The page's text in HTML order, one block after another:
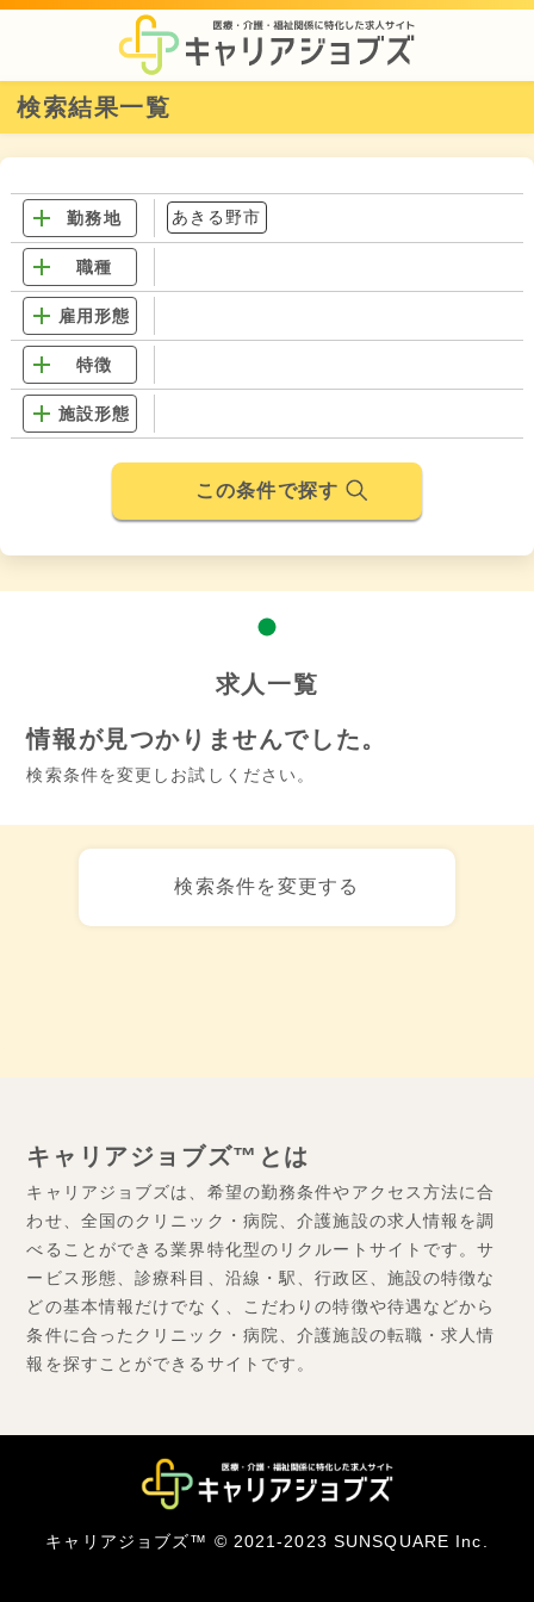
検索結果一覧
勤務地 あきる野市
職種
雇用形態
特徴
施設形態
この条件で探す
求人一覧
情報が見つかりませんでした。
検索条件を変更しお試しください。
検索条件を変更する
キャリアジョブズ™とは
キャリアジョブズは、希望の勤務条件やアクセス方法に合
わせ、全国のクリニック・病院、介護施設の求人情報を調
べることができる業界特化型のリクルートサイトです。サ
ービス形態、診療科目、沿線・駅、行政区、施設の特徴な
どの基本情報だけでなく、こだわりの特徴や待遇などから
条件に合ったクリニック・病院、介護施設の転職・求人情
報を探すことができるサイトです。
キャリアジョブズ™ © 2021-2023 SUNSQUARE Inc.